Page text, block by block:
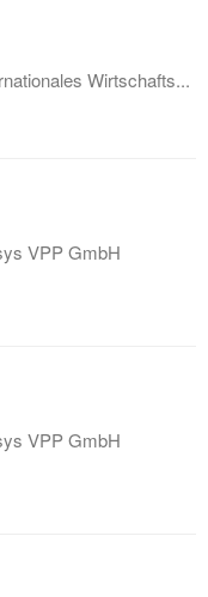
Wirtschafts...
VPP GmbH
VPP GmbH